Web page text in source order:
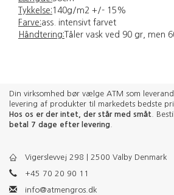
Tykkelse: 140g/m2 +/- 15%
Farve:ass. intensivt farvet
Håndtering: Tåler vask ved 90 gr, men
Din virksomhed bør vælge ATM som
levering af produkter til markedets bedste
Hos os er der intet, der står med småt .
betal 7 dage efter levering
Vigerslevvej 298 | 2500 Valby Denmark
+45 70 20 90 11
info@atmengros.dk